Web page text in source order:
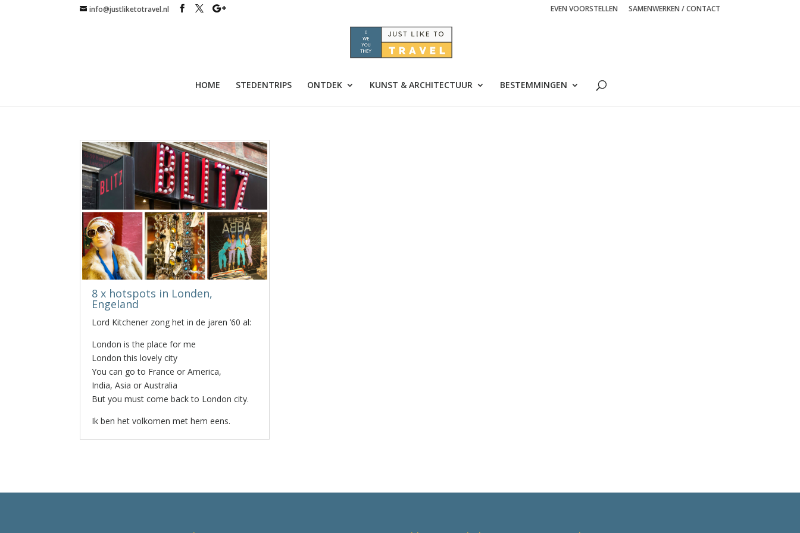
info@justliketotravel.nl EVEN VOORSTELLEN SAMENWERKEN / CONTACT
HOME STEDENTRIPS ONTDEK KUNST & ARCHITECTUUR BESTEMMINGEN
8 x hotspots in Londen,
Engeland
Lord Kitchener zong het in de jaren ’60 al:
London is the place for me
London this lovely city
You can go to France or America,
India, Asia or Australia
But you must come back to London city.
Ik ben het volkomen met hem eens.